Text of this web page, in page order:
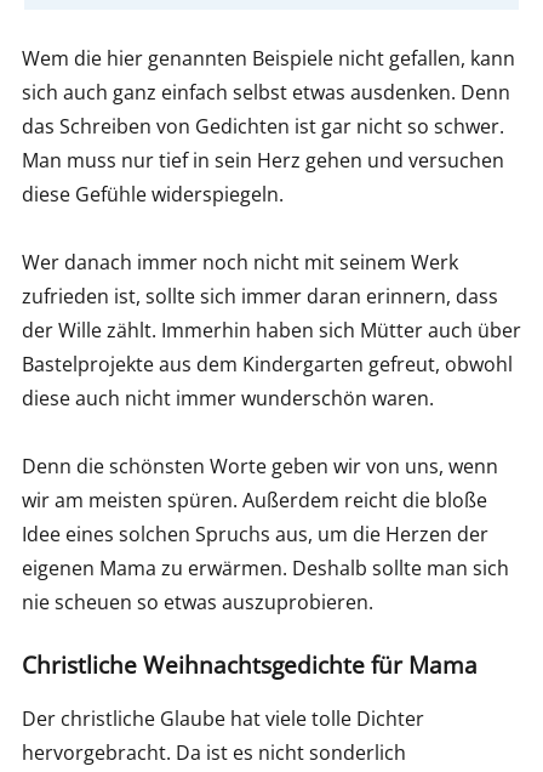
Wem die hier genannten Beispiele nicht gefallen, kann
sich auch ganz einfach selbst etwas ausdenken. Denn
das Schreiben von Gedichten ist gar nicht so schwer.
Man muss nur tief in sein Herz gehen und versuchen
diese Gefühle widerspiegeln.
Wer danach immer noch nicht mit seinem Werk
zufrieden ist, sollte sich immer daran erinnern, dass
der Wille zählt. Immerhin haben sich Mütter auch über
Bastelprojekte aus dem Kindergarten gefreut, obwohl
diese auch nicht immer wunderschön waren.
Denn die schönsten Worte geben wir von uns, wenn
wir am meisten spüren. Außerdem reicht die bloße
Idee eines solchen Spruchs aus, um die Herzen der
eigenen Mama zu erwärmen. Deshalb sollte man sich
nie scheuen so etwas auszuprobieren.
Christliche Weihnachtsgedichte für Mama
Der christliche Glaube hat viele tolle Dichter
hervorgebracht. Da ist es nicht sonderlich